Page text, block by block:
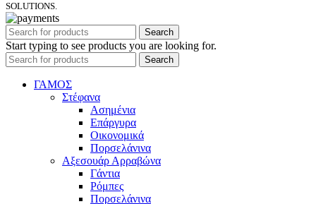
SOLUTIONS.
Search
Start typing to see products you are looking for.
Search
ΓΑΜΟΣ
Στέφανα
Ασημένια
Επάργυρα
Οικονομικά
Πορσελάνινα
Αξεσουάρ Αρραβώνα
Γάντια
Ρόμπες
Πορσελάνινα